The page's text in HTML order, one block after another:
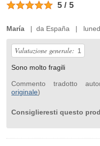
5 / 5
María | da España | lunedì
Valutazione generale: 1
Sono molto fragili
Commento tradotto
originale)
Consiglieresti questo